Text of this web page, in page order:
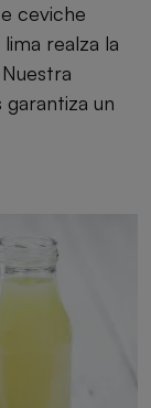
ceviche
realza la
un